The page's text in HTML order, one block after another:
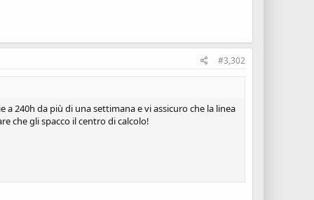
#3,302
240h da più di una settimana e vi assicuro che la linea
che gli spacco il centro di calcolo!